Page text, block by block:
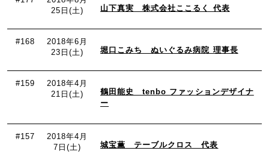
25日(土)
山下真実 株式会社ここるく 代表
#168
2018年6月
23日(土)
堀口こみち ぬいぐるみ病院 理事長
#159
2018年4月
21日(土)
鶴田能史 tenbo ファッションデザイナ
ー
#157
2018年4月
7日(土)
城宝薫 テーブルクロス 代表